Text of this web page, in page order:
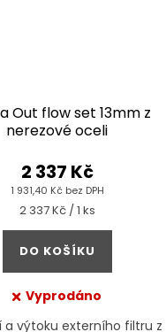
Out flow set 13mm z
nerezové oceli
1 931,40 Kč bez DPH
2 337 Kč
Měrná
cena:
2 337 Kč / 1 ks
DO KOŠÍKU
Vyprodáno
a výtoku externího filtru z